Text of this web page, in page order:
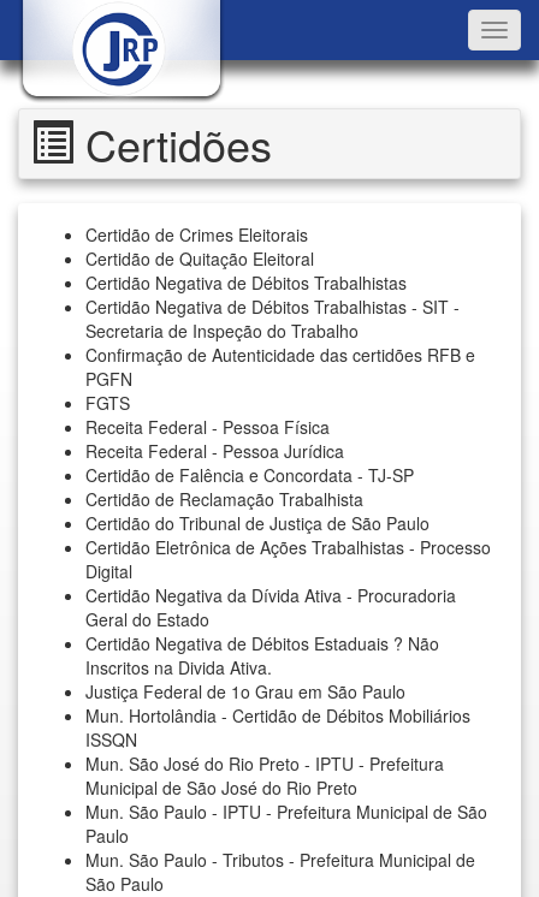
Certidões
Certidão de Crimes Eleitorais
Certidão de Quitação Eleitoral
Certidão Negativa de Débitos Trabalhistas
Certidão Negativa de Débitos Trabalhistas - SIT -
Secretaria de Inspeção do Trabalho
Confirmação de Autenticidade das certidões RFB e
PGFN
FGTS
Receita Federal - Pessoa Física
Receita Federal - Pessoa Jurídica
Certidão de Falência e Concordata - TJ-SP
Certidão de Reclamação Trabalhista
Certidão do Tribunal de Justiça de São Paulo
Certidão Eletrônica de Ações Trabalhistas - Processo
Digital
Certidão Negativa da Dívida Ativa - Procuradoria
Geral do Estado
Certidão Negativa de Débitos Estaduais ? Não
Inscritos na Divida Ativa.
Justiça Federal de 1o Grau em São Paulo
Mun. Hortolândia - Certidão de Débitos Mobiliários
ISSQN
Mun. São José do Rio Preto - IPTU - Prefeitura
Municipal de São José do Rio Preto
Mun. São Paulo - IPTU - Prefeitura Municipal de São
Paulo
Mun. São Paulo - Tributos - Prefeitura Municipal de
São Paulo